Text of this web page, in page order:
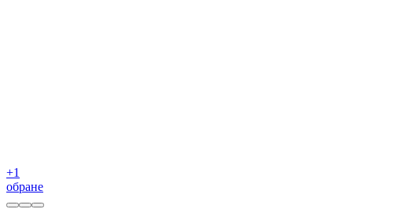
+1
обране